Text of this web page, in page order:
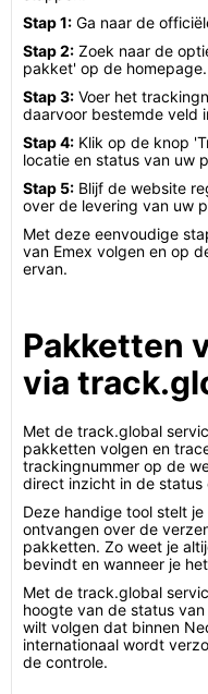
Stap 1: Ga naar de
Stap 2: Zoek naar de
pakket' op de homepage.
Stap 3: Voer het
daarvoor bestemde veld
Stap 4: Klik op de knop
locatie en status van uw
Stap 5: Blijf de website
over de levering van uw
Met deze eenvoudige
van Emex volgen en op
ervan.
Pakketten
via
Met de track.global
pakketten volgen en
trackingnummer op de
direct inzicht in de
Deze handige tool stelt
ontvangen over de
pakketten. Zo weet je
bevindt en wanneer je
Met de track.global
hoogte van de status
wilt volgen dat binnen
internationaal wordt
de controle.